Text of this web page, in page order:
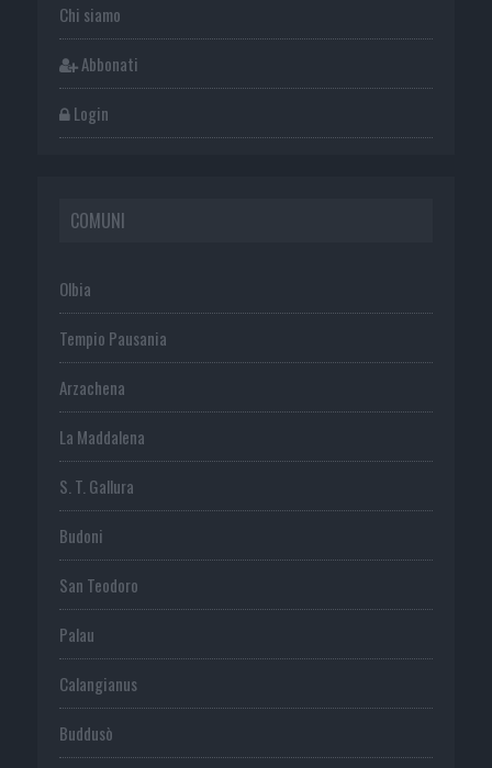
Chi siamo
Abbonati
Login
COMUNI
Olbia
Tempio Pausania
Arzachena
La Maddalena
S. T. Gallura
Budoni
San Teodoro
Palau
Calangianus
Buddusò